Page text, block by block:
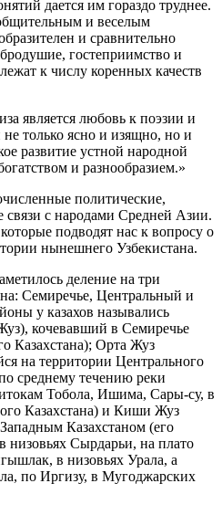
дается им гораздо труднее.
и веселым
и сравнительно
гостеприимство и
к числу коренных качеств
является любовь к поэзии и
только ясно и изящно, но и
развитие устной народной
и разнообразием.»
политические,
связи с народами Средней Азии.
подводят нас к вопросу о
нынешнего Узбекистана.
деление на три
Семиречье, Центральный и
у казахов назывались
кочевавший в Семиречье
Казахстана); Орта Жуз
на территории Центрального
среднему течению реки
Тобола, Ишима, Сары-су, в
Казахстана) и Киши Жуз
Казахстаном (его
низовьях Сырдарьи, на плато
в низовьях Урала, а
по Иргизу, в Мугоджарских